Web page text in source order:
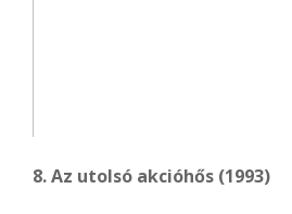
8. Az utolsó akcióhős (1993)